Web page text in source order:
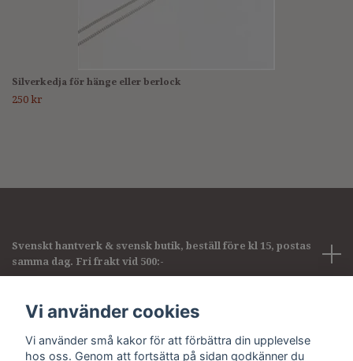
Silverkedja för hänge eller berlock
250 kr
Svenskt hantverk & svensk butik, beställ före kl 15, postas
samma dag. Fri frakt vid 500:-
Företagsinformation
Sociala medier
Vi använder cookies
Vi använder små kakor för att förbättra din upplevelse
hos oss. Genom att fortsätta på sidan godkänner du